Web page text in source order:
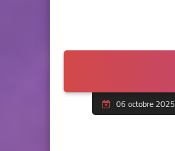
06 octobre 2025